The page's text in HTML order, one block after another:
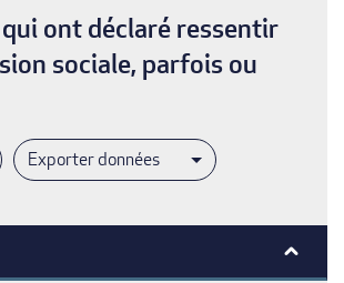
ont déclaré ressentir
sociale, parfois ou
Exporter données